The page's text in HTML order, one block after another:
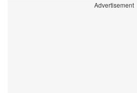
Advertisement